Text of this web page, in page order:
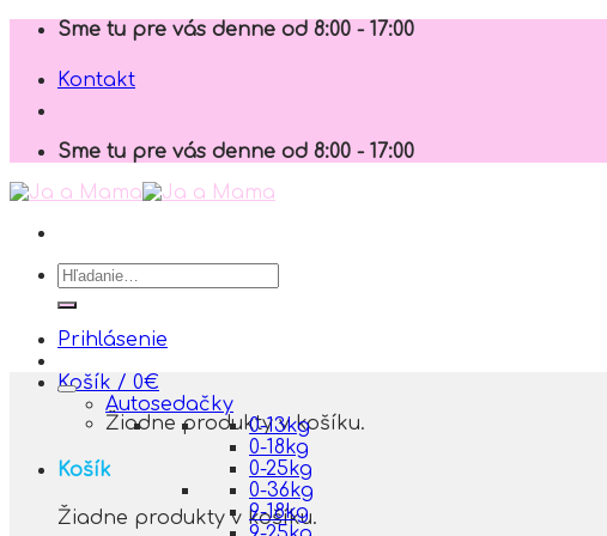
Skip
content
Sme tu pre vás denne od 8:00 - 17:00
Kontakt
Sme tu pre vás denne od 8:00 - 17:00
Hľadať:
Prihlásenie
Košík / 0€
Žiadne produkty v košíku.
Košík
Žiadne produkty v košíku.
Autosedačky
0-13kg
0-18kg
0-25kg
0-36kg
9-18kg